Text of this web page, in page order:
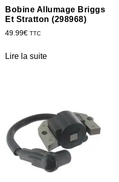
Bobine Allumage Briggs
Et Stratton (298968)
49.99€ TTC
Lire la suite